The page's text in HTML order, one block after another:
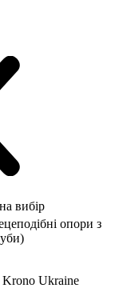
вибір
опори з
Ukraine